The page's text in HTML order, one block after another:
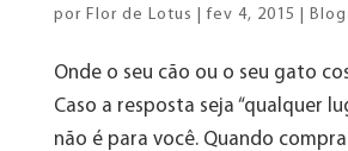
por Flor de Lotus fev 4, 2015 Blog
Onde o seu cão ou o seu gato
Caso a resposta seja “qualquer
não é para você. Quando